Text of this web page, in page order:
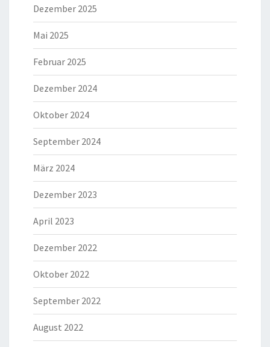
Dezember 2025
Mai 2025
Februar 2025
Dezember 2024
Oktober 2024
September 2024
März 2024
Dezember 2023
April 2023
Dezember 2022
Oktober 2022
September 2022
August 2022